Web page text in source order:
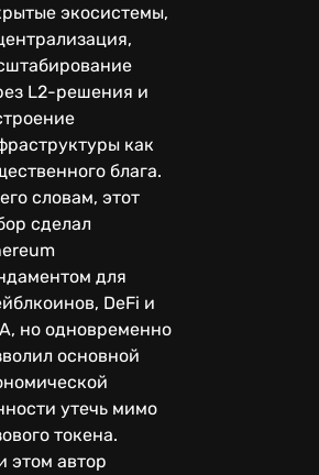
экосистемы,
L2-решения и
как
блага.
словам, этот
сделал
для
DeFi и
но одновременно
основной
утечь мимо
токена.
этом автор